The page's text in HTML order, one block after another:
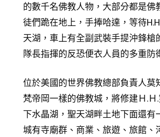
的數千名佛教人物，大部分都是佛
徒們跪在地上，手捧哈達，等待
天湖，車上有全副武裝手提沖鋒
隊長指揮的反恐便衣人員的多重
位於美國的世界佛教總部負責人
梵帝岡一樣的佛教城，將修建Ｈ.
下水晶湖，聖天湖畔土地下面還
城有寺廟群、商業、旅遊、旅館